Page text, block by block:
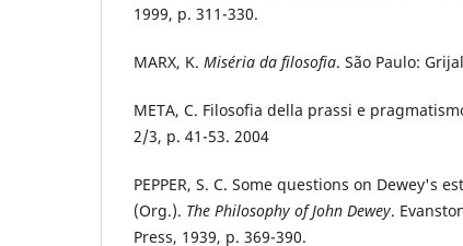
1999, p. 311-330.
MARX, K. Miséria da filosofia. São Paulo:
META, C. Filosofia della prassi e
2/3, p. 41-53. 2004
PEPPER, S. C. Some questions on Dewey's
(Org.). The Philosophy of John Dewey.
Press, 1939, p. 369-390.